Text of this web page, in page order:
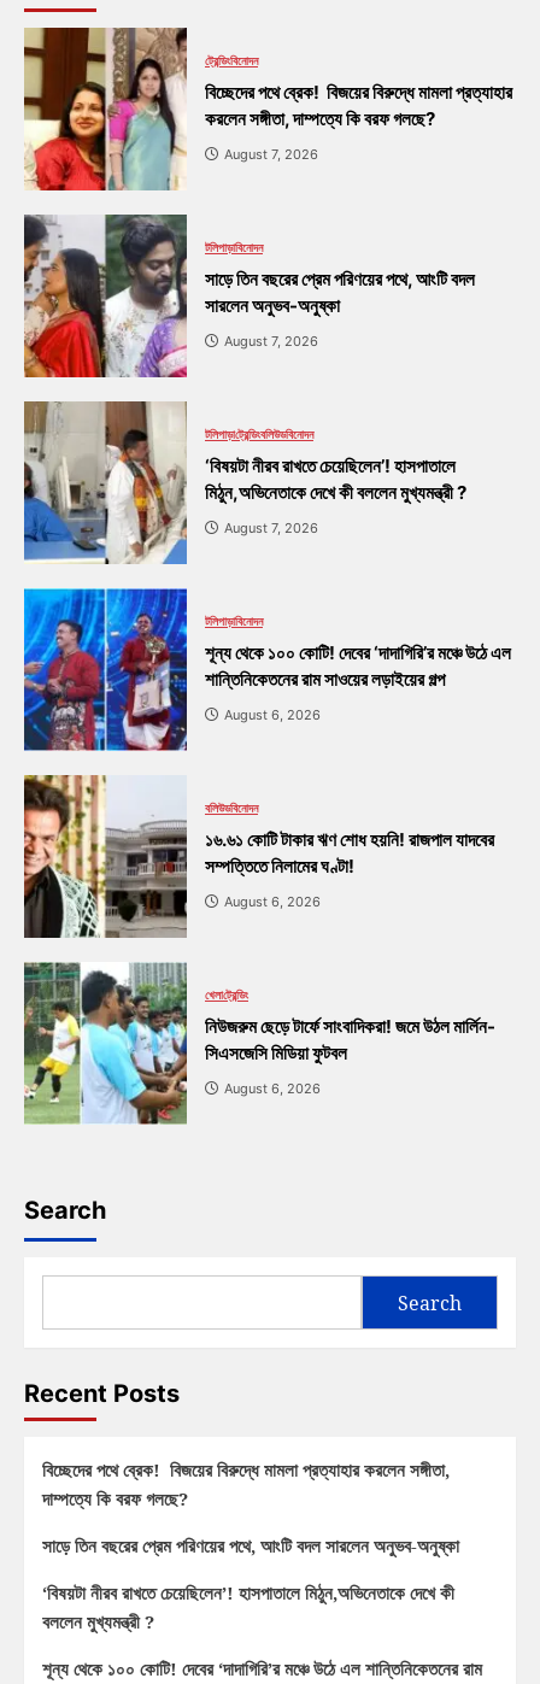
ট্রেন্ডিংবিনোদন
বিচ্ছেদের পথে ব্রেক! বিজয়ের বিরুদ্ধে মামলা প্রত্যাহার
করলেন সঙ্গীতা, দাম্পত্যে কি বরফ গলছে?
August 7, 2026
টলিপাড়াবিনোদন
সাড়ে তিন বছরের প্রেম পরিণয়ের পথে, আংটি বদল
সারলেন অনুভব-অনুষ্কা
August 7, 2026
টলিপাড়াট্রেন্ডিংবলিউডবিনোদন
‘বিষয়টা নীরব রাখতে চেয়েছিলেন’! হাসপাতালে
মিঠুন,অভিনেতাকে দেখে কী বললেন মুখ্যমন্ত্রী ?
August 7, 2026
টলিপাড়াবিনোদন
শূন্য থেকে ১০০ কোটি! দেবের ‘দাদাগিরি’র মঞ্চে উঠে এল
শান্তিনিকেতনের রাম সাওয়ের লড়াইয়ের গল্প
August 6, 2026
বলিউডবিনোদন
১৬.৬১ কোটি টাকার ঋণ শোধ হয়নি! রাজপাল যাদবের
সম্পত্তিতে নিলামের ঘণ্টা!
August 6, 2026
খেলাট্রেন্ডিং
নিউজরুম ছেড়ে টার্ফে সাংবাদিকরা! জমে উঠল মার্লিন-
সিএসজেসি মিডিয়া ফুটবল
August 6, 2026
Search
Search
Recent Posts
বিচ্ছেদের পথে ব্রেক! বিজয়ের বিরুদ্ধে মামলা প্রত্যাহার করলেন সঙ্গীতা,
দাম্পত্যে কি বরফ গলছে?
সাড়ে তিন বছরের প্রেম পরিণয়ের পথে, আংটি বদল সারলেন অনুভব-অনুষ্কা
‘বিষয়টা নীরব রাখতে চেয়েছিলেন’! হাসপাতালে মিঠুন,অভিনেতাকে দেখে কী
বললেন মুখ্যমন্ত্রী ?
শূন্য থেকে ১০০ কোটি! দেবের ‘দাদাগিরি’র মঞ্চে উঠে এল শান্তিনিকেতনের রাম